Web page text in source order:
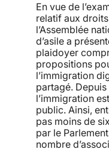
En vue de
relatif aux
l’Assemblée
d’asile a
plaidoyer
propositions
l’immigration
partagé.
l’immigration
public. Ainsi,
pas moins de
par le
nombre